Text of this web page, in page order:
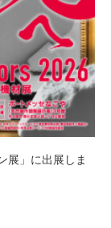
展」に出展しま